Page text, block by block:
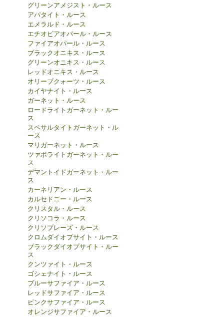
グリーンアメジスト・ルース
アパタイト・ルース
エメラルド・ルース
エチオピアオパール・ルース
ファイアオパール・ルース
ブラックオニキス・ルース
グリーンオニキス・ルース
レッドオニキス・ルース
オリーブクォーツ・ルース
カイヤナイト・ルース
ガーネット・ルース
ロードライトガーネット・ルー
ス
スペサルタイトガーネット・ル
ース
マリガーネット・ルース
ツァボライトガーネット・ルー
ス
デマントイドガーネット・ルー
ス
カーネリアン・ルース
カルセドニー・ルース
クリスタル・ルース
クリソコラ・ルース
クリソプレーズ・ルース
クロムダイオプサイト・ルース
ブラックダイオプサイト・ルー
ス
クンツァイト・ルース
ゴシェナイト・ルース
ブルーサファイア・ルース
レッドサファイア・ルース
ピンクサファイア・ルース
オレンジサファイア・ルース